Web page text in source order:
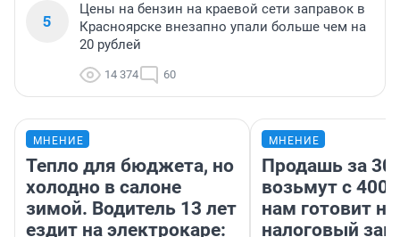
5
Цены на бензин на краевой сети заправок в
Красноярске внезапно упали больше чем на
20 рублей
14 374 60
МНЕНИЕ
Тепло для бюджета, но
холодно в салоне
зимой. Водитель 13 лет
ездит на электрокаре:
МНЕНИЕ
Продашь за
возьмут с
нам готовит
налоговый